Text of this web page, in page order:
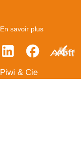
En savoir plus
Piwi & Cie